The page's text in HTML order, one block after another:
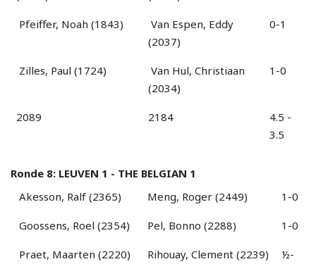
2089 2184
4.5 -
3.5
Pfeiffer, Noah (1843)
Van Espen, Eddy
(2037)
0-1
Zilles, Paul (1724)
Van Hul, Christiaan
(2034)
1-0
Ronde 8: LEUVEN 1 - THE BELGIAN 1
Akesson, Ralf (2365) Meng, Roger (2449) 1-0
Goossens, Roel (2354) Pel, Bonno (2288) 1-0
Praet, Maarten (2220) Rihouay, Clement (2239)
½-